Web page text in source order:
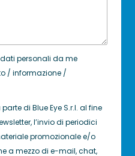
personali da me
/ informazione /
di Blue Eye S.r.l. al fine
l’invio di periodici
promozionale e/o
a mezzo di e-mail, chat,